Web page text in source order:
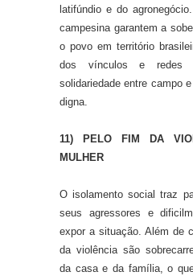
latifúndio e do
campesina garantem a
o povo em território
dos vínculos e redes
solidariedade entre campo
digna.
11) PELO FIM DA
MULHER
O isolamento social traz
seus agressores e
expor a situação. Além de
da violência são
da casa e da família, o